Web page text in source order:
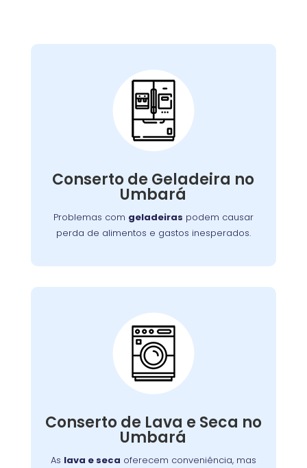
Conserto de Geladeira no
Umbará
Problemas com geladeiras podem causar
perda de alimentos e gastos inesperados.
Conserto de
Galadeira:
Nossos especialistas estão prontos para
ou componentes elétricos, garantindo a
conservação adequada dos alimentos.
Conserto de Lava e Seca no
Umbará
As lava e seca oferecem conveniência, mas
Conserto de Lava e
Seca:
Nossa equipe está preparada para resolver
tenha roupas limpas e secas sem
complicações.